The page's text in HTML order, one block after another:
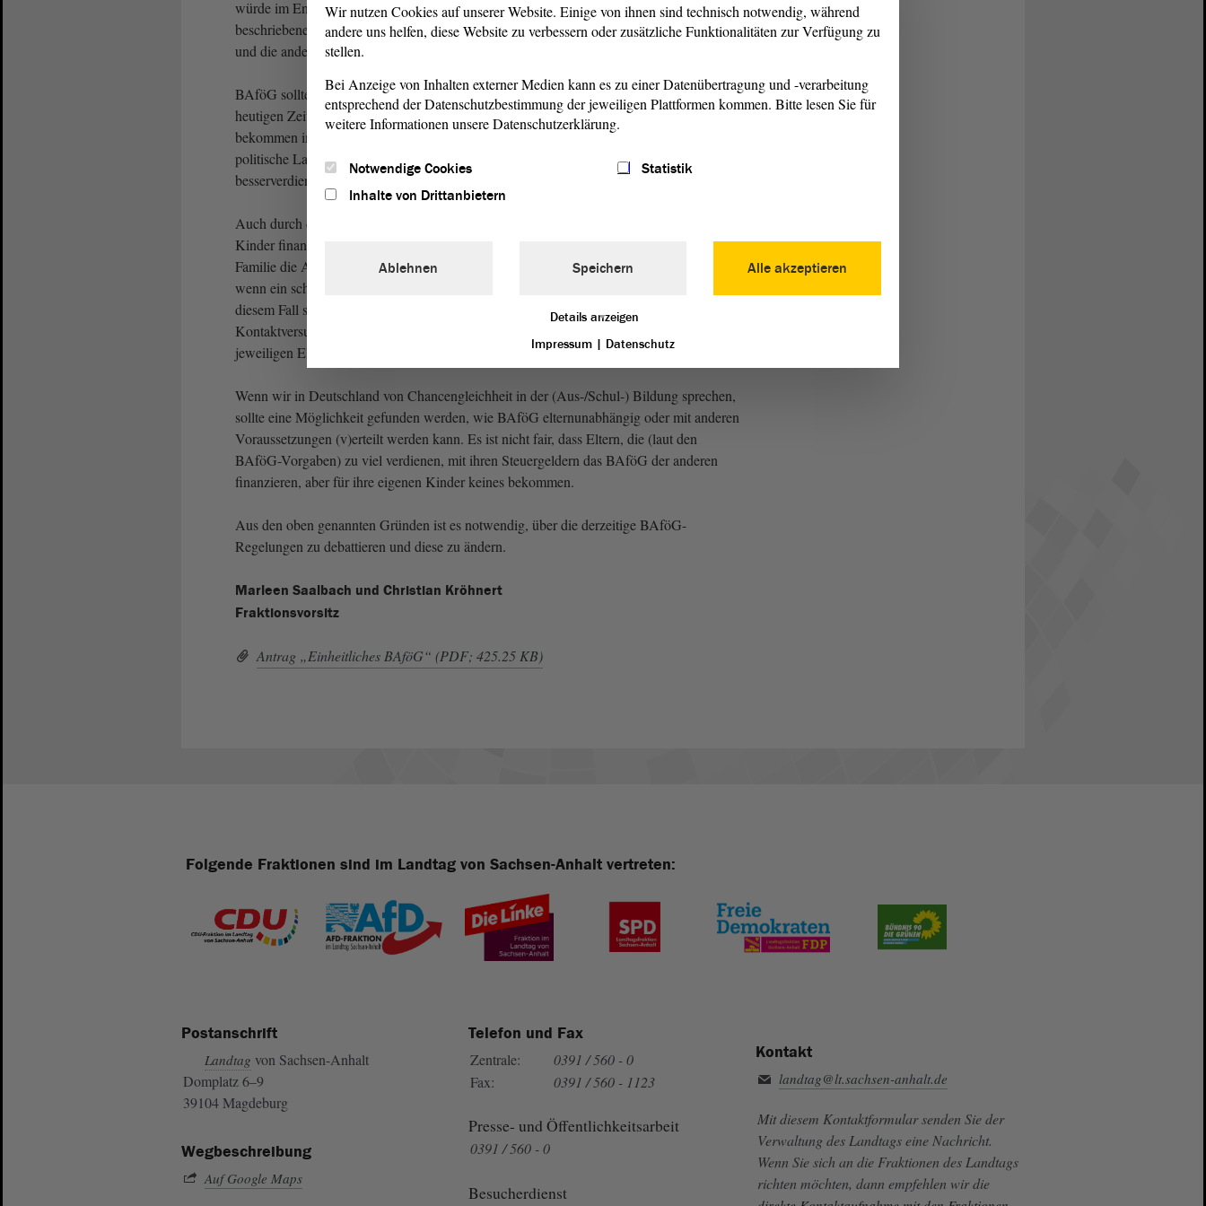
würde im Endeffekt keinen großen finanziellen Unterschied zwischen den beiden
beschriebenen Elternhäusern geben. Dennoch würde eine Familie vom BAföG profitieren
und die andere nicht.
BAföG sollte generell vom Einkommen der Eltern unabhängig gemacht werden, da in der
heutigen Zeit das allgemeine Einkommen theoretisch reichen mag, aber in der Praxis
bekommen immer mehr Eltern häufig finanzielle Schwierigkeiten. Die schwierige
politische Lage führt dazu, dass immer mehr Familien, die vor Kurzem noch als
besserverdienend gegolten haben, Unterstützung benötigen.
Auch durch die verschiedenen Familienformen ist es nicht selten, dass Eltern mehrere
Kinder finanzieren müssen. Da reicht häufig das Geld nicht aus, um allen Kindern der
Familie die Aus-bildung bezahlen zu können. Ein weiteres Problem könnte bestehen,
wenn ein schlechtes Verhältnis oder sogar kein Kontakt zu einem Elternteil existiert. In
diesem Fall sind Studierende oder Schülerinnen und Schüler gezwungen, sehr langwierig
Kontaktversuche zu unternehmen oder nachzuweisen, dass sie keinen Kontakt zu dem
jeweiligen Elternteil haben.
Wenn wir in Deutschland von Chancengleichheit in der (Aus-/Schul-) Bildung sprechen,
sollte eine Möglichkeit gefunden werden, wie BAföG elternunabhängig oder mit anderen
Voraussetzungen (v)erteilt werden kann. Es ist nicht fair, dass Eltern, die (laut den
BAföG-Vorgaben) zu viel verdienen, mit ihren Steuergeldern das BAföG der anderen
finanzieren, aber für ihre eigenen Kinder keines bekommen.
Aus den oben genannten Gründen ist es notwendig, über die derzeitige BAföG-
Regelungen zu debattieren und diese zu ändern.
Marleen Saalbach und Christian Kröhnert
Fraktionsvorsitz
Antrag „Einheitliches BAföG“ (PDF; 425.25 KB)
Folgende Fraktionen sind im Landtag von Sachsen-Anhalt vertreten:
Postanschrift
Landtag von Sachsen-Anhalt
Domplatz 6–9
39104 Magdeburg
Wegbeschreibung
Auf Google Maps
Telefon und Fax
Zentrale:
0391 / 560 - 0
Fax:
0391 / 560 - 1123
Presse- und Öffentlichkeitsarbeit
0391 / 560 - 0
Besucherdienst
Kontakt
landtag@lt.sachsen-anhalt.de
Mit diesem Kontaktformular senden Sie der
Verwaltung des Landtags eine Nachricht.
Wenn Sie sich an die Fraktionen des Landtags
richten möchten, dann empfehlen wir die
Wir nutzen Cookies auf unserer Website. Einige von ihnen sind technisch notwendig, während
andere uns helfen, diese Website zu verbessern oder zusätzliche Funktionalitäten zur Verfügung zu
stellen.
Bei Anzeige von Inhalten externer Medien kann es zu einer Datenübertragung und -verarbeitung
entsprechend der Datenschutzbestimmung der jeweiligen Plattformen kommen. Bitte lesen Sie für
weitere Informationen unsere Datenschutzerklärung.
Notwendige Cookies
Statistik
Inhalte von Drittanbietern
Alle akzeptieren
Ablehnen Speichern
Details anzeigen
Impressum | Datenschutz